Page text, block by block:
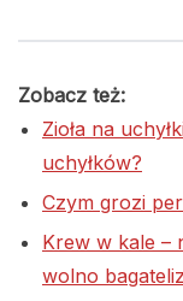
Zobacz też:
Zioła na
uchyłków?
Czym grozi
Krew w kale –
wolno